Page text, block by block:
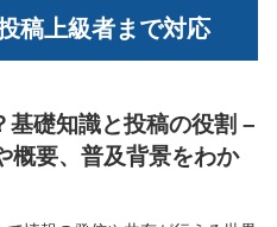
稿上級者まで対応
礎知識と投稿の役割 –
概要、普及背景をわか